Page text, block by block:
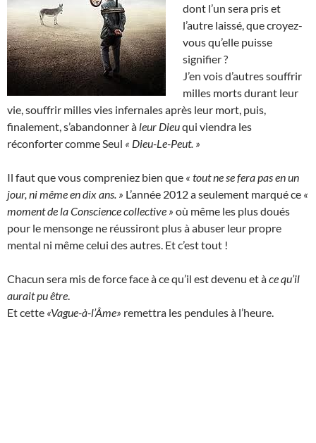
dont l’un sera pris et
l’autre laissé, que croyez-
vous qu’elle puisse
signifier ?
J’en vois d’autres souffrir
milles morts durant leur
vie, souffrir milles vies infernales après leur mort, puis,
finalement, s’abandonner à leur Dieuqui viendra les
réconforter comme Seul « Dieu-Le-Peut. »
Il faut que vous compreniez bien que « tout ne se fera pas en un
jour, ni même en dix ans. » L’année 2012 a seulement marqué ce «
moment de la Conscience collective » où même les plus doués
pour le mensonge ne réussiront plus à abuser leur propre
mental ni même celui des autres. Et c’est tout !
Chacun sera mis de force face à ce qu’il est devenu et àce qu’il
aurait pu être
Et cette «Vague-à-l’Âme» remettra les pendules à l’heure.